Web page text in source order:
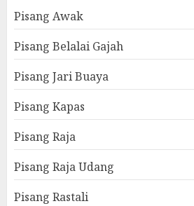
Pisang Awak
Pisang Belalai Gajah
Pisang Jari Buaya
Pisang Kapas
Pisang Raja
Pisang Raja Udang
Pisang Rastali